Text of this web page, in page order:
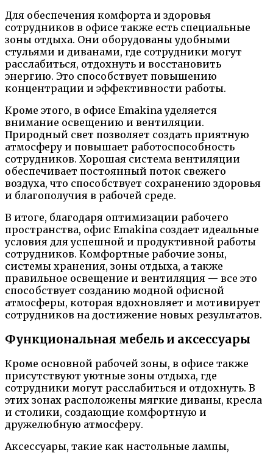
Для обеспечения комфорта и здоровья
сотрудников в офисе также есть специальные
зоны отдыха. Они оборудованы удобными
стульями и диванами, где сотрудники могут
расслабиться, отдохнуть и восстановить
энергию. Это способствует повышению
концентрации и эффективности работы.
Кроме этого, в офисе Emakina уделяется
внимание освещению и вентиляции.
Природный свет позволяет создать приятную
атмосферу и повышает работоспособность
сотрудников. Хорошая система вентиляции
обеспечивает постоянный поток свежего
воздуха, что способствует сохранению здоровья
и благополучия в рабочей среде.
В итоге, благодаря оптимизации рабочего
пространства, офис Emakina создает идеальные
условия для успешной и продуктивной работы
сотрудников. Комфортные рабочие зоны,
системы хранения, зоны отдыха, а также
правильное освещение и вентиляция — все это
способствует созданию модной офисной
атмосферы, которая вдохновляет и мотивирует
сотрудников на достижение новых результатов.
Функциональная мебель и аксессуары
Кроме основной рабочей зоны, в офисе также
присутствуют уютные зоны отдыха, где
сотрудники могут расслабиться и отдохнуть. В
этих зонах расположены мягкие диваны, кресла
и столики, создающие комфортную и
дружелюбную атмосферу.
Аксессуары, такие как настольные лампы,